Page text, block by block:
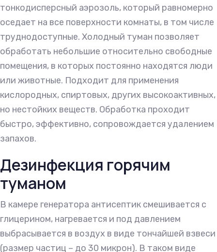
тонкодисперсный аэрозоль, который равномерно
оседает на все поверхности комнаты, в том числе
труднодоступные. Холодный туман позволяет
обработать небольшие относительно свободные
помещения, в которых постоянно находятся люди
или животные. Подходит для применения
кислородных, спиртовых, других высокоактивных,
но нестойких веществ. Обработка проходит
быстро, эффективно, сопровождается удалением
запахов.
Дезинфекция горячим
туманом
В камере генератора антисептик смешивается с
глицерином, нагревается и под давлением
выбрасывается в воздух в виде тончайшей взвеси
(размер частиц – до 30 микрон). В таком виде